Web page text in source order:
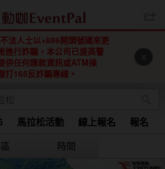
活動
法人士以+886開頭號碼來更
進行詐騙，本公司已提高警
供任何匯款資訊或ATM操
打165反詐騙專線。
X
馬拉松活動 線上報名
報名
時間